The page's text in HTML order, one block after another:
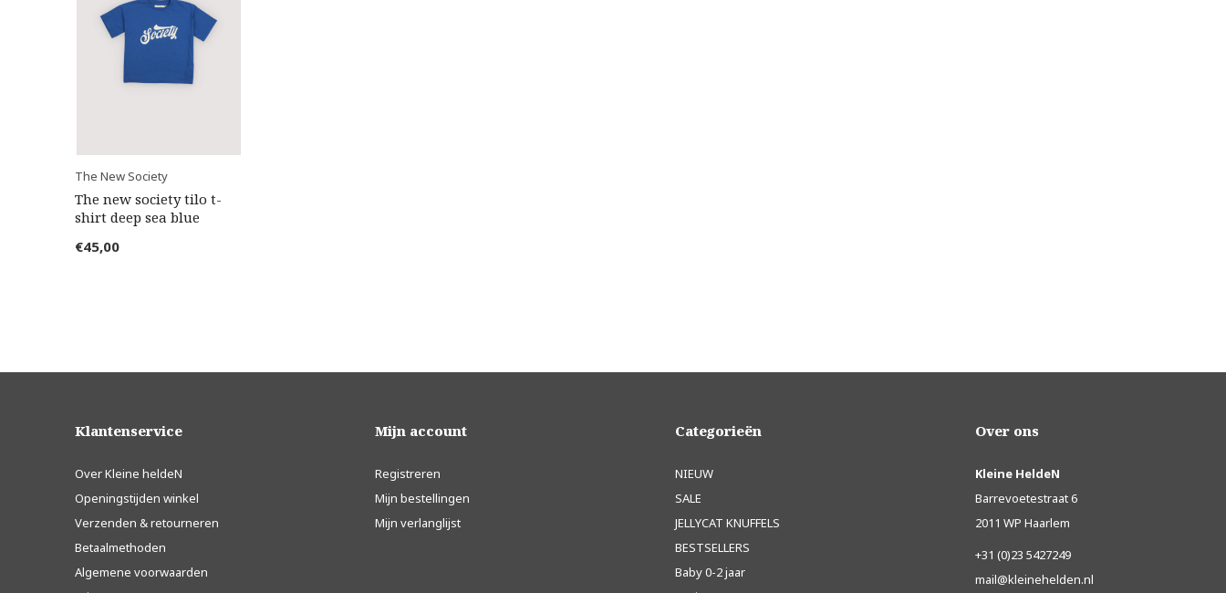
The New Society
The new society tilo t-
shirt deep sea blue
€45,00
Klantenservice
Over Kleine heldeN
Openingstijden winkel
Verzenden & retourneren
Betaalmethoden
Algemene voorwaarden
Mijn account
Registreren
Mijn bestellingen
Mijn verlanglijst
Categorieën
NIEUW
SALE
JELLYCAT KNUFFELS
BESTSELLERS
Baby 0-2 jaar
Over ons
Kleine HeldeN
Barrevoetestraat 6
2011 WP Haarlem
+31 (0)23 5427249
mail@kleinehelden.nl